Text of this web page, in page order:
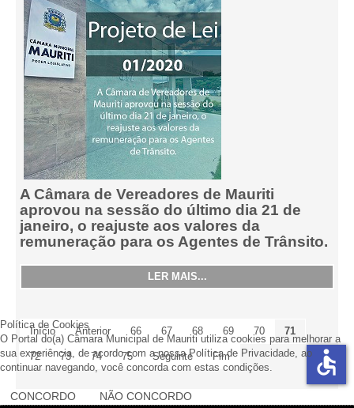
A Câmara de Vereadores de Mauriti
aprovou na sessão do último dia 21 de
janeiro, o reajuste aos valores da
remuneração para os Agentes de Trânsito.
LER MAIS...
Início Anterior 66 67 68 69 70 71
72 73 74 75 Seguinte Fim
Política de Cookies
O Portal do(a) Câmara Municipal de Mauriti utiliza cookies para melhorar a
sua experiência, de acordo com a nossa Política de Privacidade, ao
continuar navegando, você concorda com estas condições.
CONCORDO NÃO CONCORDO
accessible